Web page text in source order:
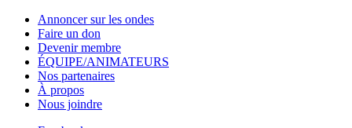
Annoncer sur les ondes
Faire un don
Devenir membre
ÉQUIPE/ANIMATEURS
Nos partenaires
À propos
Nous joindre